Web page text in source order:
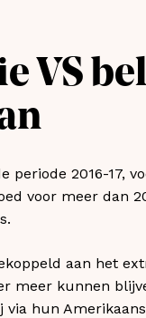
VS
2016-17,
voor meer dan
aan het
meer kunnen
hun